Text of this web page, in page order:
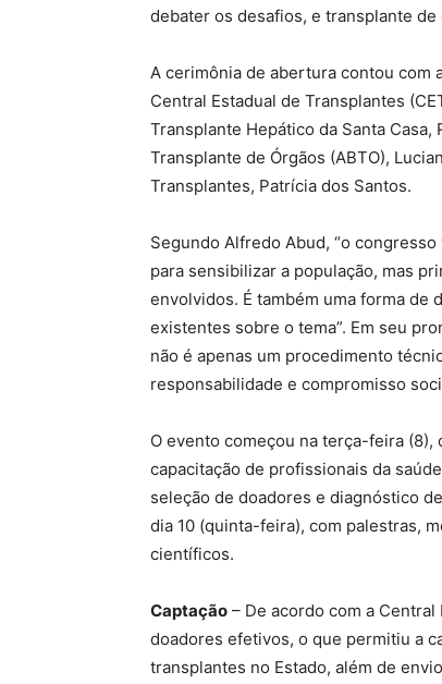
debater os desafios, e transplante de
A cerimônia de abertura contou com
Central Estadual de Transplantes
Transplante Hepático da Santa
Transplante de Órgãos (ABTO),
Transplantes, Patrícia dos Santos.
Segundo Alfredo Abud, “o
para sensibilizar a população, mas
envolvidos. É também uma forma de
existentes sobre o tema”. Em seu
não é apenas um procedimento
responsabilidade e compromisso
O evento começou na terça-feira
capacitação de profissionais da
seleção de doadores e diagnóstico
dia 10 (quinta-feira), com palestras,
científicos.
Captação – De acordo com a
doadores efetivos, o que permitiu a
transplantes no Estado, além de